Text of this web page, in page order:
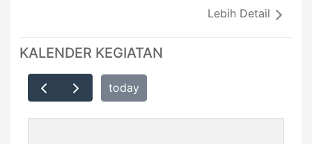
Lebih Detail
KALENDER KEGIATAN
today